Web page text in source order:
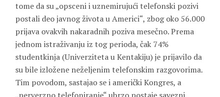
tome da su „opsceni i uznemirujući telefonski pozivi
postali deo javnog života u Americi“, zbog oko 56.000
prijava ovakvih nakaradnih poziva mesečno. Prema
jednom istraživanju iz tog perioda, čak 74%
studentkinja (Univerziteta u Kentakiju) je prijavilo da
su bile izložene neželjenim telefonskim razgovorima.
Tim povodom, sastajao se i američki Kongres, a